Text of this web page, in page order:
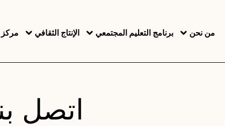
من نحن برنامج التعليم المجتمعي الإنتاج الثقافي مركز
اتصل